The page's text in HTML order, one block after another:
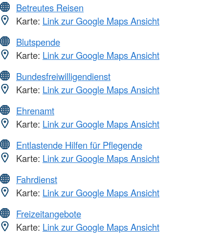
Betreutes Reisen
Karte: Link zur Google Maps Ansicht
Blutspende
Karte: Link zur Google Maps Ansicht
Bundesfreiwilligendienst
Karte: Link zur Google Maps Ansicht
Ehrenamt
Karte: Link zur Google Maps Ansicht
Entlastende Hilfen für Pflegende
Karte: Link zur Google Maps Ansicht
Fahrdienst
Karte: Link zur Google Maps Ansicht
Freizeitangebote
Karte: Link zur Google Maps Ansicht